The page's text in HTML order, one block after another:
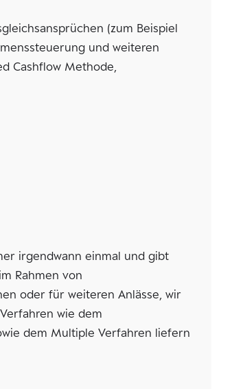
(zum Beispiel
und weiteren
Cashflow Methode,
irgendwann einmal und gibt
Rahmen von
oder für weiteren Anlässe, wir
wie dem
dem Multiple Verfahren liefern